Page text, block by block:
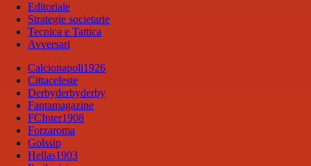
Editoriale
Strategie societarie
Tecnica e Tattica
Avversari
Calcionapoli1926
Cittaceleste
Derbyderbyderby
Fantamagazine
FCInter1908
Forzaroma
Golssip
Hellas1903